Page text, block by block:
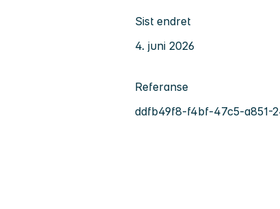
Sist endret
4. juni 2026
Referanse
ddfb49f8-f4bf-47c5-a851-